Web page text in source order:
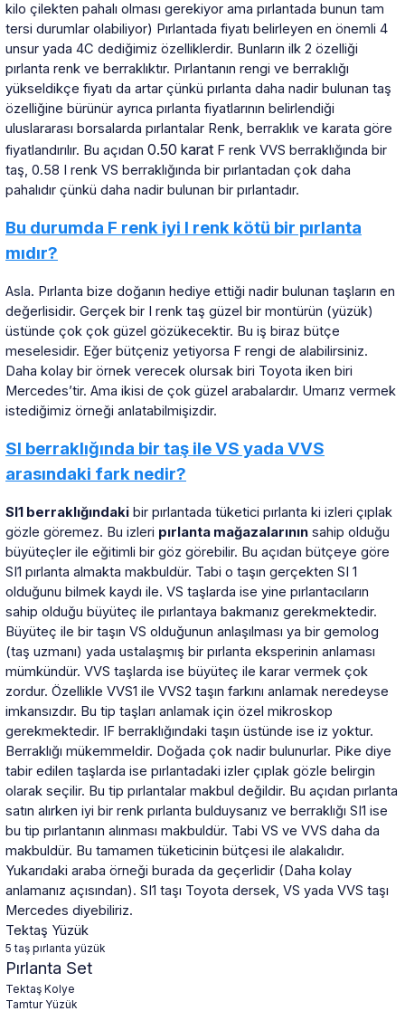
kilo çilekten pahalı olması gerekiyor ama pırlantada bunun tam
tersi durumlar olabiliyor) Pırlantada fiyatı belirleyen en önemli 4
unsur yada 4C dediğimiz özelliklerdir. Bunların ilk 2 özelliği
pırlanta renk ve berraklıktır. Pırlantanın rengi ve berraklığı
yükseldikçe fiyatı da artar çünkü pırlanta daha nadir bulunan taş
özelliğine bürünür ayrıca pırlanta fiyatlarının belirlendiği
uluslararası borsalarda pırlantalar Renk, berraklık ve karata göre
fiyatlandırılır. Bu açıdan 0.50 karat F renk VVS berraklığında bir
taş, 0.58 I renk VS berraklığında bir pırlantadan çok daha
pahalıdır çünkü daha nadir bulunan bir pırlantadır.
Bu durumda F renk iyi I renk kötü bir pırlanta
mıdır?
Asla. Pırlanta bize doğanın hediye ettiği nadir bulunan taşların en
değerlisidir. Gerçek bir I renk taş güzel bir montürün (yüzük)
üstünde çok çok güzel gözükecektir. Bu iş biraz bütçe
meselesidir. Eğer bütçeniz yetiyorsa F rengi de alabilirsiniz.
Daha kolay bir örnek verecek olursak biri Toyota iken biri
Mercedes’tir. Ama ikisi de çok güzel arabalardır. Umarız vermek
istediğimiz örneği anlatabilmişizdir.
SI berraklığında bir taş ile VS yada VVS
arasındaki fark nedir?
SI1 berraklığındaki bir pırlantada tüketici pırlanta ki izleri çıplak
gözle göremez. Bu izleri pırlanta mağazalarının sahip olduğu
büyüteçler ile eğitimli bir göz görebilir. Bu açıdan bütçeye göre
SI1 pırlanta almakta makbuldür. Tabi o taşın gerçekten SI 1
olduğunu bilmek kaydı ile. VS taşlarda ise yine pırlantacıların
sahip olduğu büyüteç ile pırlantaya bakmanız gerekmektedir.
Büyüteç ile bir taşın VS olduğunun anlaşılması ya bir gemolog
(taş uzmanı) yada ustalaşmış bir pırlanta eksperinin anlaması
mümkündür. VVS taşlarda ise büyüteç ile karar vermek çok
zordur. Özellikle VVS1 ile VVS2 taşın farkını anlamak neredeyse
imkansızdır. Bu tip taşları anlamak için özel mikroskop
gerekmektedir. IF berraklığındaki taşın üstünde ise iz yoktur.
Berraklığı mükemmeldir. Doğada çok nadir bulunurlar. Pike diye
tabir edilen taşlarda ise pırlantadaki izler çıplak gözle belirgin
olarak seçilir. Bu tip pırlantalar makbul değildir. Bu açıdan pırlanta
satın alırken iyi bir renk pırlanta bulduysanız ve berraklığı SI1 ise
bu tip pırlantanın alınması makbuldür. Tabi VS ve VVS daha da
makbuldür. Bu tamamen tüketicinin bütçesi ile alakalıdır.
Yukarıdaki araba örneği burada da geçerlidir (Daha kolay
anlamanız açısından). SI1 taşı Toyota dersek, VS yada VVS taşı
Mercedes diyebiliriz.
Tektaş Yüzük
5 taş pırlanta yüzük
Pırlanta Set
Tektaş Kolye
Tamtur Yüzük